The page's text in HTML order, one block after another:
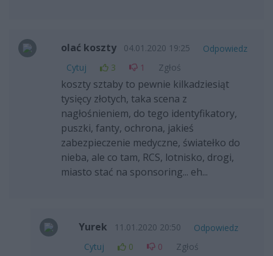
olać koszty 04.01.2020 19:25
Odpowiedz
Cytuj
3 1 Zgłoś
koszty sztaby to pewnie kilkadziesiąt
tysięcy złotych, taka scena z
nagłośnieniem, do tego identyfikatory,
puszki, fanty, ochrona, jakieś
zabezpieczenie medyczne, światełko do
nieba, ale co tam, RCS, lotnisko, drogi,
miasto stać na sponsoring... eh...
Yurek 11.01.2020 20:50
Odpowiedz
Cytuj
0 0 Zgłoś